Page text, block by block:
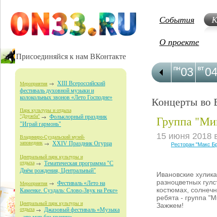
Присоединяйся к нам ВКонтакте
Мероприятия
XIII Всероссийский
фестиваль духовной музыки и
колокольных звонов «Лето Господне»
Парк культуры и отдыха
"Дружба"
Фольклорный праздник
"Играй гармонь"
Владимиро-Суздальский музей-
заповедник XXIV Праздник Огурца
Центральный парк культуры и
отдыха
Тематическая программа "С
Днём рождения, Центральный"
Мероприятия
Фестиваль «Лето на
Каменке. Суздаль: Слово-Звук на Реке»
Центральный парк культуры и
отдыха
Джазовый фестиваль «Музыка
События
О проекте
03
ПН 04
ВТ
Концерты во
Группа
15 июня 2018
Ресторан "Макс
Ивановские
разноцветных
костюмах,
ребята - группа
Зажжем!